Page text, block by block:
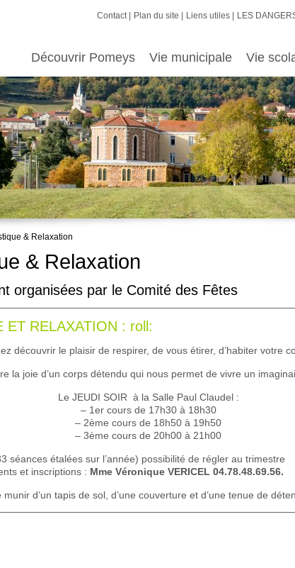
Contact Plan du site Liens utiles LES
Découvrir Pomeys Vie municipale Vie
& Relaxation
& Relaxation
organisées par le Comité des Fêtes
ET RELAXATION : roll:
découvrir le plaisir de respirer, de vous étirer, d’habiter votre
la joie d’un corps détendu qui nous permet de vivre un
Le JEUDI SOIR à la Salle Paul Claudel :
– 1er cours de 17h30 à 18h30
– 2ème cours de 18h50 à 19h50
– 3ème cours de 20h00 à 21h00
séances étalées sur l’année) possibilité de régler au trimestre
et inscriptions : Mme Véronique VERICEL 04.78.48.69.56.
munir d’un tapis de sol, d’une couverture et d’une tenue de